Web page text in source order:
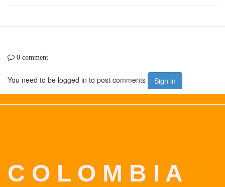
0 comment
You need to be logged in to post comments Sign in
C O L O M B I A